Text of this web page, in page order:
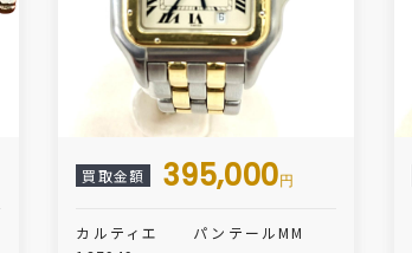
買取金額 395,000円
カルティエ パンテールMM